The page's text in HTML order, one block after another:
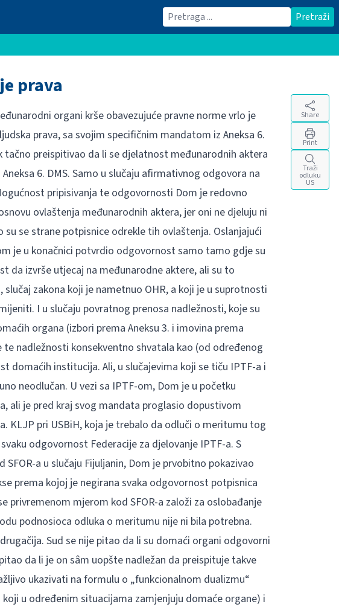
Traži Pretraži
prava
organi krše obavezujuće pravne norme vrlo je
prava, sa svojim specifičnim mandatom iz Aneksa 6.
tačno preispitivao da li se djelatnost međunarodnih aktera
6. DMS. Samo u slučaju afirmativnog odgovora na
pripisivanja te odgovornosti Dom je redovno
ovlaštenja međunarodnih aktera, jer oni ne djeluju ni
se strane potpisnice odrekle tih ovlaštenja. Oslanjajući
je u konačnici potvrdio odgovornost samo tamo gdje su
da izvrše utjecaj na međunarodne aktere, ali su to
zakona koji je nametnuo OHR, a koji je u suprotnosti
I u slučaju povratnog prenosa nadležnosti, koje su
organa (izbori prema Aneksu 3. i imovina prema
te nadležnosti konsekventno shvatala kao (od određenog
domaćih institucija. Ali, u slučajevima koji se tiču IPTF-a i
neodlučan. U vezi sa IPTF-om, Dom je u početku
ali je pred kraj svog mandata proglasio dopustivom
KLJP pri USBiH, koja je trebalo da odluči o meritumu tog
odgovornost Federacije za djelovanje IPTF-a. S
a u slučaju Fijuljanin, Dom je prvobitno pokazivao
prema kojoj je negirana svaka odgovornost potpisnica
privremenom mjerom kod SFOR-a založi za oslobađanje
podnosioca odluka o meritumu nije ni bila potrebna.
Sud se nije pitao da li su domaći organi odgovorni
da li je on sâm uopšte nadležan da preispituje takve
ukazivati na formulu o „funkcionalnom dualizmu“
u određenim situacijama zamjenjuju domaće organe) i
Share
Print
Traži
odluku
US